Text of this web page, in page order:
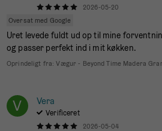
2026-05-20
Oversat med Google
Uret levede fuldt ud op til mine
og passer perfekt ind i mit køkken.
Oprindeligt fra:Vægur - Beyond Time Madera
V Vera
Verificeret
2026-05-04